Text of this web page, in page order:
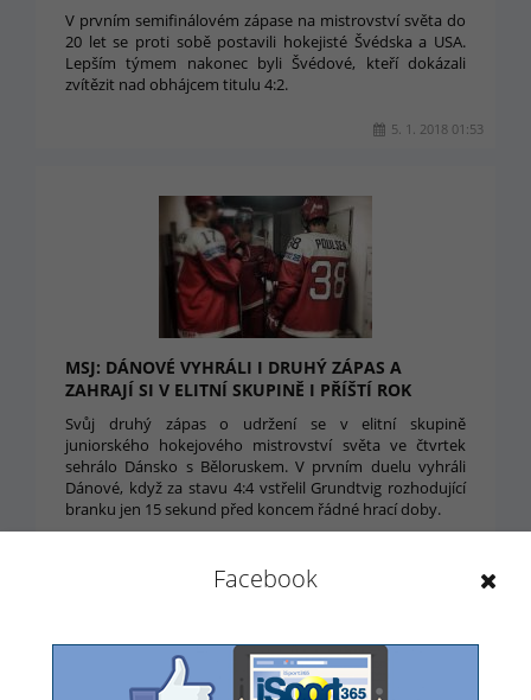
V prvním semifinálovém zápase na mistrovství světa do
20 let se proti sobě postavili hokejisté Švédska a USA.
Lepším týmem nakonec byli Švédové, kteří dokázali
zvítězit nad obhájcem titulu 4:2.
5. 1. 2018 01:53
MSJ: DÁNOVÉ VYHRÁLI I DRUHÝ ZÁPAS A
ZAHRAJÍ SI V ELITNÍ SKUPINĚ I PŘÍŠTÍ ROK
Svůj druhý zápas o udržení se v elitní skupině
juniorského hokejového mistrovství světa ve čtvrtek
sehrálo Dánsko s Běloruskem. V prvním duelu vyhráli
Dánové, když za stavu 4:4 vstřelil Grundtvig rozhodující
branku jen 15 sekund před koncem řádné hrací doby.
Facebook